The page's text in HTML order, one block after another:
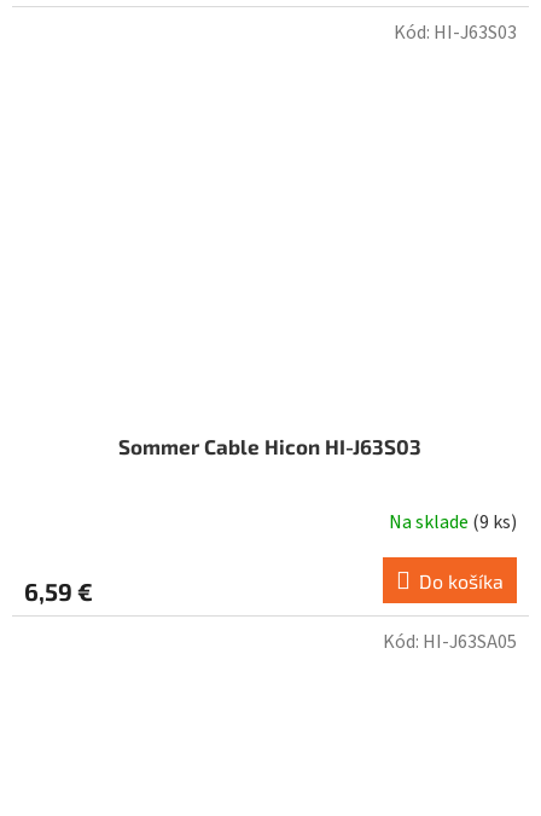
Sommer Cable Hicon HI-J63S03
Na sklade (9 ks)
6,59 € Do košíka
Kód: HI-J63S03
Kód: HI-J63SA05